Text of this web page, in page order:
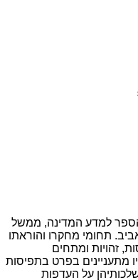
למדע המדינה, ממשל
תחומי מחקרו והוראתו
זהויות ומתחים
מתעניינים בפרט בתפיסות
על העדפות